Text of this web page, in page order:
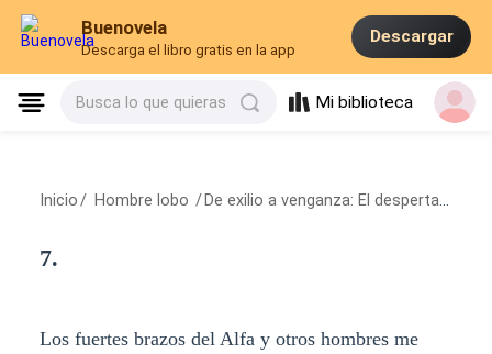
Buenovela
Descarga el libro gratis en la app
Descargar
Busca lo que quieras Mi biblioteca
Inicio / Hombre lobo / De exilio a venganza: El despertar de la luna blanca.
7.
Los fuertes brazos del Alfa y otros hombres me